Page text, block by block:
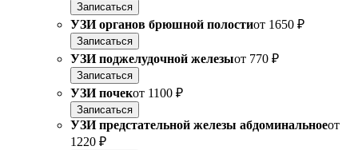
Записаться
УЗИ органов брюшной полостиот 1650 ₽
Записаться
УЗИ поджелудочной железыот 770 ₽
Записаться
УЗИ почекот 1100 ₽
Записаться
УЗИ предстательной железы абдоминальноеот
1220 ₽